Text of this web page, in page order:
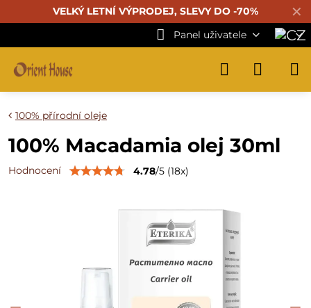
✕
VELKÝ LETNÍ VÝPRODEJ, SLEVY DO -70%
Panel uživatele
100% přírodní oleje
100% Macadamia olej 30ml
Hodnocení 4.78/5 (18x)